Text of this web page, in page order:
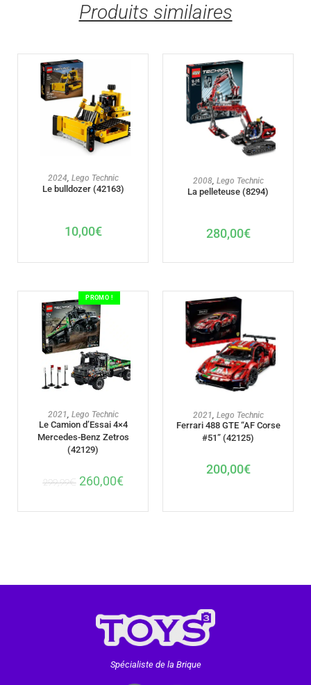
Produits similaires
AJOUTER AU PANIER
2024, Lego Technic
Le bulldozer (42163)
10,00€
AJOUTER AU PANIER
2008, Lego Technic
La pelleteuse (8294)
280,00€
PROMO !
AJOUTER AU PANIER
2021 Lego Technic
Le Camion d’Essai 4×4
Mercedes-Benz Zetros
(42129)
299,99€ 260,00€
AJOUTER AU PANIER
2021 Lego Technic
Ferrari 488 GTE “AF Corse
#51” (42125)
200,00€
Spécialiste de la Brique